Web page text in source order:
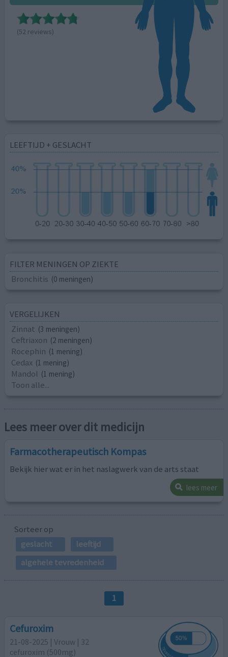
(52 reviews)
LEEFTIJD + GESLACHT
FILTER MENINGEN OP ZIEKTE
Bronchitis (0 meningen)
VERGELIJKEN
Zinnat (3 meningen)
Ceftriaxon (2 meningen)
Rocephin (1 mening)
Cedax (1 mening)
Mandol (1 mening)
Toon alle...
Lees meer over dit medicijn
Farmacotherapeutisch Kompas
Bekijk hier wat er in het naslagwerk van de arts staat
lees meer
Sorteer op
geslacht
leeftijd
algehele tevredenheid
1
Cefuroxim
21-08-2025 | Vrouw | 32
cefuroxim (500mg)